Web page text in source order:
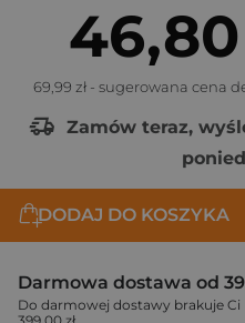
46,80
69,99 zł - sugerowana cena
Zamów teraz,
DODAJ DO KOSZYKA
Darmowa dostawa od
Do darmowej dostawy brakuje Ci